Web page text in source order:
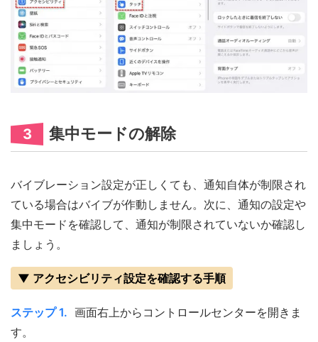
3 集中モードの解除
バイブレーション設定が正しくても、通知自体が制限され
ている場合はバイブが作動しません。次に、通知の設定や
集中モードを確認して、通知が制限されていないか確認し
ましょう。
▼ アクセシビリティ設定を確認する手順
ステップ 1. 画面右上からコントロールセンターを開きま
す。